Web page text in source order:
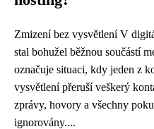
Zmizení bez vysvětlení V
stal bohužel běžnou součástí
označuje situaci, kdy jeden z
vysvětlení přeruší veškerý
zprávy, hovory a všechny
ignorovány....